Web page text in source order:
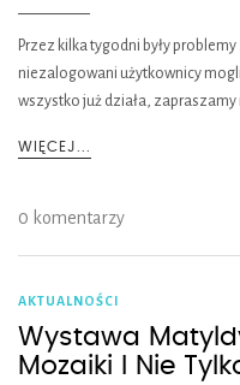
Przez kilka tygodni były
niezalogowani użytkownicy
wszystko już działa, zapraszamy
WIĘCEJ...
0 komentarzy
AKTUALNOŚCI
Wystawa
Mozaiki I Nie